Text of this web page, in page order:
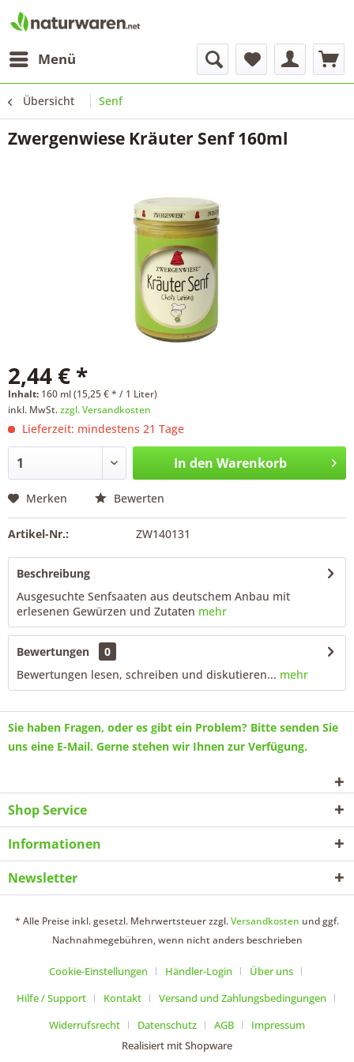
Menü
Übersicht Senf
Zwergenwiese Kräuter Senf 160ml
2,44 € *
Inhalt: 160 ml (15,25 € * / 1 Liter)
inkl. MwSt.zzgl. Versandkosten
Lieferzeit: mindestens 21 Tage
In den Warenkorb
Merken Bewerten
Artikel-Nr.: ZW140131
Beschreibung
Ausgesuchte Senfsaaten aus deutschem Anbau mit
erlesenen Gewürzen und Zutaten mehr
Bewertungen
0
Bewertungen lesen, schreiben und diskutieren... mehr
Sie haben Fragen, oder es gibt ein Problem? Bitte senden Sie
uns eine E-Mail. Gerne stehen wir Ihnen zur Verfügung.
Shop Service
Informationen
Newsletter
* Alle Preise inkl. gesetzl. Mehrwertsteuer zzgl.Versandkosten und ggf.
Nachnahmegebühren, wenn nicht anders beschrieben
Cookie-Einstellungen Händler-Login
Über uns
Hilfe / Support
Kontakt
Versand und Zahlungsbedingungen
Widerrufsrecht
Datenschutz AGB
Impressum
Realisiert mit Shopware